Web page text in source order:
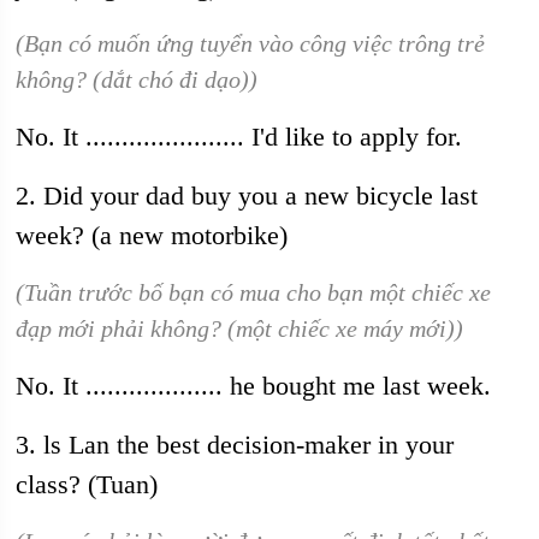
(Bạn có muốn ứng tuyển vào công việc trông trẻ
không? (dắt chó đi dạo))
No. It ...................... I'd like to apply for.
2. Did your dad buy you a new bicycle last
week? (a new motorbike)
(Tuần trước bố bạn có mua cho bạn một chiếc xe
đạp mới phải không? (một chiếc xe máy mới))
No. It ................... he bought me last week.
3. ls Lan the best decision-maker in your
class? (Tuan)